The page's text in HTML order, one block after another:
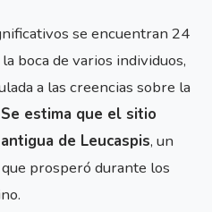
se encuentran 24
boca de varios individuos,
a las creencias sobre la
Se estima que el sitio
de Leucaspis, un
prosperó durante los